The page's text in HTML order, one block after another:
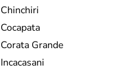
Chinchiri
Cocapata
Corata Grande
Incacasani